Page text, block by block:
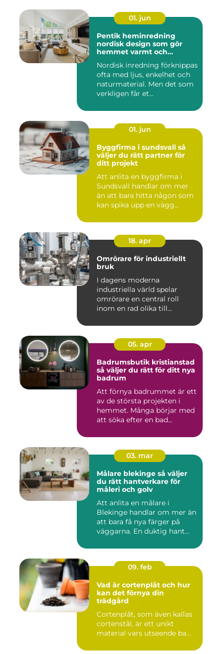
01. jun
Pentik heminredning
nordisk design som gör
hemmet varmt och
Nordisk inredning förknippas
ofta med ljus, enkelhet och
naturmaterial. Men det som
verkligen får et...
01. jun
Byggfirma i sundsvall så
väljer du rätt partner för
ditt projekt
Att anlita en byggfirma i
Sundsvall handlar om mer
än att bara hitta någon som
kan spika upp en vägg...
18. apr
Omrörare för industriellt
bruk
I dagens moderna
industriella värld spelar
omrörare en central roll
inom en rad olika till...
05. apr
Badrumsbutik kristianstad
så väljer du rätt för ditt nya
badrum
Att förnya badrummet är ett
av de största projekten i
hemmet. Många börjar med
att söka efter en bad...
03. mar
Målare blekinge så väljer
du rätt hantverkare för
måleri och golv
Att anlita en målare i
Blekinge handlar om mer än
att bara få nya färger på
väggarna. En duktig hant...
09. feb
Vad är cortenplåt och hur
kan det förnya din
trädgård
Cortenplåt, som även kallas
cortenstål, är ett unikt
material vars utseende ba...